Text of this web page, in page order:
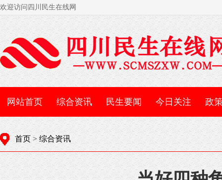
欢迎访问四川民生在线网
网站首页 综合资讯 民生要闻 今日关注 政
首页 > 综合资讯